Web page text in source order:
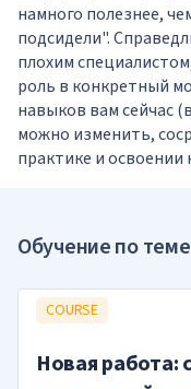
намного полезнее,
подсидели".
плохим
роль в конкретный
навыков вам сейчас
можно изменить,
практике и
Обучение по теме
COURSE
Новая работа: